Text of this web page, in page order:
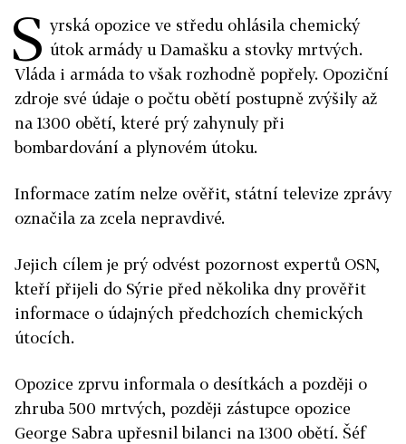
S yrská opozice ve středu ohlásila chemický
útok armády u Damašku a stovky mrtvých.
Vláda i armáda to však rozhodně popřely. Opoziční
zdroje své údaje o počtu obětí postupně zvýšily až
na 1300 obětí, které prý zahynuly při
bombardování a plynovém útoku.
Informace zatím nelze ověřit, státní televize zprávy
označila za zcela nepravdivé.
Jejich cílem je prý odvést pozornost expertů OSN,
kteří přijeli do Sýrie před několika dny prověřit
informace o údajných předchozích chemických
útocích.
Opozice zprvu informala o desítkách a později o
zhruba 500 mrtvých, později zástupce opozice
George Sabra upřesnil bilanci na 1300 obětí. Šéf